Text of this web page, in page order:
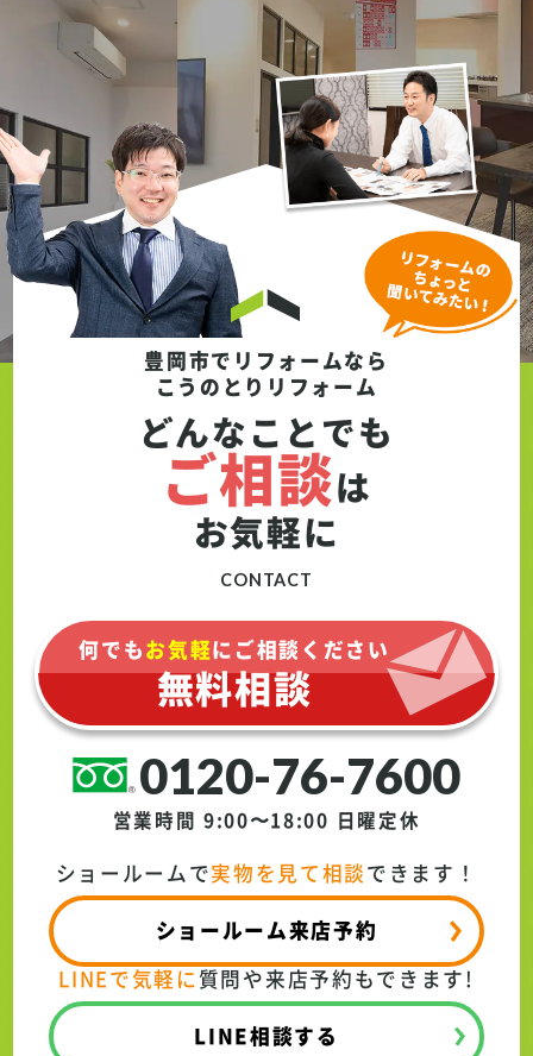
豊岡市でリフォームなら
こうのとりリフォーム
どんなことでも
ご相談は
お気軽に
CONTACT
0120-76-7600
営業時間 9:00〜18:00 日曜定休
何でもお気軽にご相談ください
無料相談
LINEで気軽に 質問や来店予約もできます!
LINE相談する
ショールームで実物を見て相談できます！
ショールーム来店予約